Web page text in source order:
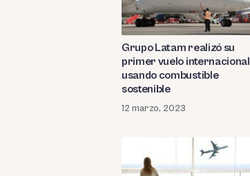
Grupo Latam realizó su
primer vuelo internacional
usando combustible
sostenible
12 marzo, 2023